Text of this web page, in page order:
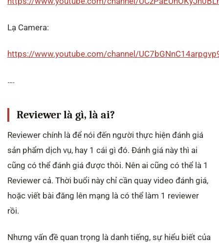
Lạ Camera:
https://www.youtube.com/channel/
….
Reviewer là gì, là ai?
Reviewer chính là để nói đến người thực hiện đánh giá
sản phẩm dịch vụ, hay 1 cái gì đó. Đánh giá này thì ai
cũng có thể đánh giá được thôi. Nên ai cũng có thể là 1
Reviewer cả. Thời buổi này chỉ cần quay video đánh giá,
hoặc viết bài đăng lên mạng là có thể làm 1 reviewer
rồi.
Nhưng vấn đề quan trọng là danh tiếng, sự hiểu biết của